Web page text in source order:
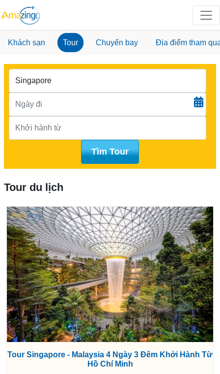
Khách sạn Tour Chuyến bay Địa điểm tham
Tìm Tour
Tour du lịch
Tour Singapore - Malaysia 4 Ngày 3 Đêm Khởi Hành Từ
Hồ Chí Minh